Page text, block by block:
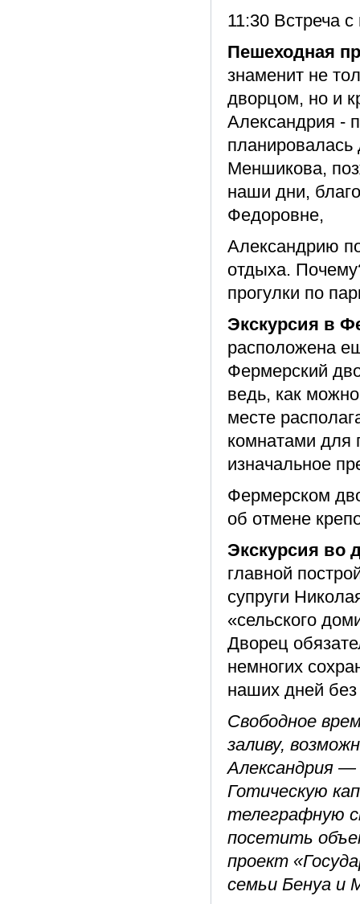
11:30 Встреча
Пешеходная
знаменит не
дворцом, но и
Александрия -
планировалась
Меншикова,
наши дни,
Федоровне,
Александрию
отдыха.
прогулки по
Экскурсия в
расположена
Фермерский
ведь, как
месте
комнатами для
изначальное
Фермерском
об отмене
Экскурсия во
главной
супруги
«сельского
Дворец
немногих
наших дней без
Свободное
заливу,
Александрия —
Готическую
телеграфную
посетить
проект
семьи Бенуа и